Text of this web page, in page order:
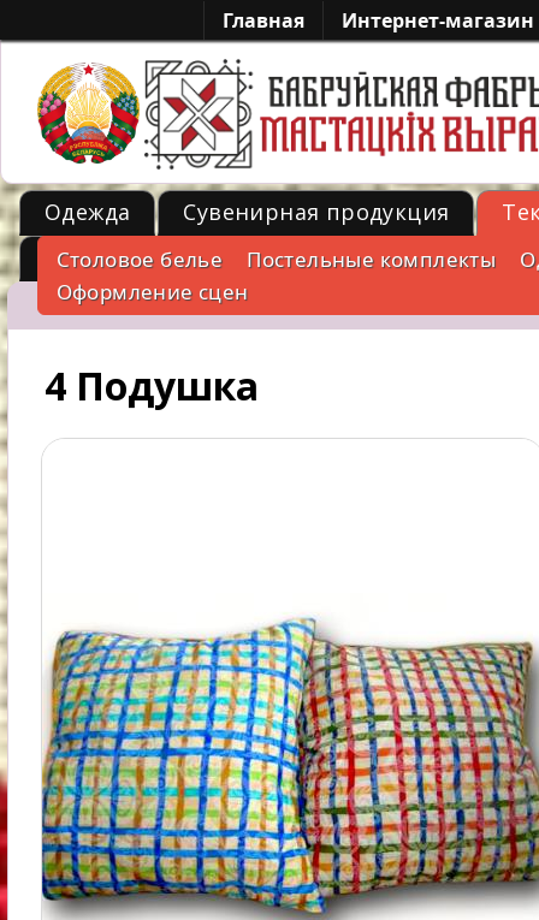
Главная Интернет-магазин
-->
Одежда Сувенирная продукция
Столовое белье Постельные комплекты
Оформление сцен
Металл
4 Подушка